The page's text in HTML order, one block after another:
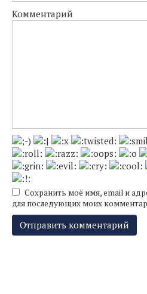
Комментарий
Сохранить моё имя, email и
для последующих моих